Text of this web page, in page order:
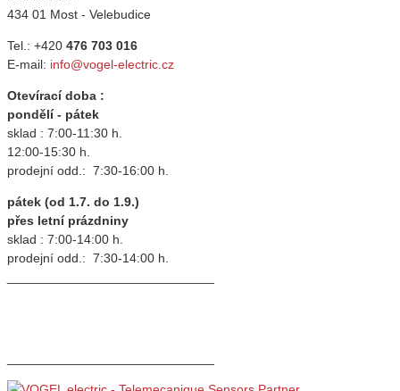
434 01 Most - Velebudice
Tel.: +420 476 703 016
E-mail: info@vogel-electric.cz
Otevírací doba :
pondělí - pátek
sklad : 7:00-11:30 h.
12:00-15:30 h.
prodejní odd.: 7:30-16:00 h.
pátek (od 1.7. do 1.9.)
přes letní prázdniny
sklad : 7:00-14:00 h.
prodejní odd.: 7:30-14:00 h.